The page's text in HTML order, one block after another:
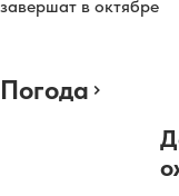
завершат в октябре
Погода